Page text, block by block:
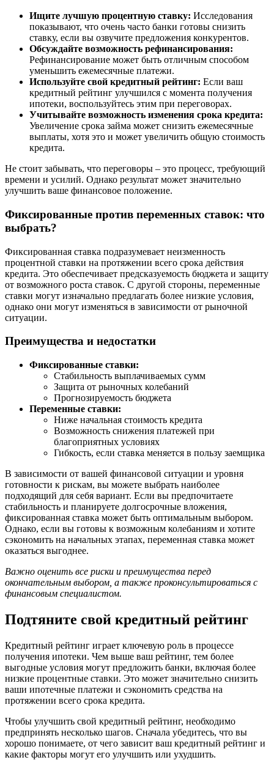
Ищите лучшую процентную ставку: Исследования
показывают, что очень часто банки готовы снизить
ставку, если вы озвучите предложения конкурентов.
Обсуждайте возможность рефинансирования:
Рефинансирование может быть отличным способом
уменьшить ежемесячные платежи.
Используйте свой кредитный рейтинг: Если ваш
кредитный рейтинг улучшился с момента получения
ипотеки, воспользуйтесь этим при переговорах.
Учитывайте возможность изменения срока кредита:
Увеличение срока займа может снизить ежемесячные
выплаты, хотя это и может увеличить общую стоимость
кредита.
Не стоит забывать, что переговоры – это процесс, требующий
времени и усилий. Однако результат может значительно
улучшить ваше финансовое положение.
Фиксированные против переменных ставок: что
выбрать?
Фиксированная ставка подразумевает неизменность
процентной ставки на протяжении всего срока действия
кредита. Это обеспечивает предсказуемость бюджета и защиту
от возможного роста ставок. С другой стороны, переменные
ставки могут изначально предлагать более низкие условия,
однако они могут изменяться в зависимости от рыночной
ситуации.
Преимущества и недостатки
Фиксированные ставки:
Стабильность выплачиваемых сумм
Защита от рыночных колебаний
Прогнозируемость бюджета
Переменные ставки:
Ниже начальная стоимость кредита
Возможность снижения платежей при
благоприятных условиях
Гибкость, если ставка меняется в пользу заемщика
В зависимости от вашей финансовой ситуации и уровня
готовности к рискам, вы можете выбрать наиболее
подходящий для себя вариант. Если вы предпочитаете
стабильность и планируете долгосрочные вложения,
фиксированная ставка может быть оптимальным выбором.
Однако, если вы готовы к возможным колебаниям и хотите
сэкономить на начальных этапах, переменная ставка может
оказаться выгоднее.
Важно оценить все риски и преимущества перед
окончательным выбором, а также проконсультироваться с
финансовым специалистом.
Подтяните свой кредитный рейтинг
Кредитный рейтинг играет ключевую роль в процессе
получения ипотеки. Чем выше ваш рейтинг, тем более
выгодные условия могут предложить банки, включая более
низкие процентные ставки. Это может значительно снизить
ваши ипотечные платежи и сэкономить средства на
протяжении всего срока кредита.
Чтобы улучшить свой кредитный рейтинг, необходимо
предпринять несколько шагов. Сначала убедитесь, что вы
хорошо понимаете, от чего зависит ваш кредитный рейтинг и
какие факторы могут его улучшить или ухудшить.